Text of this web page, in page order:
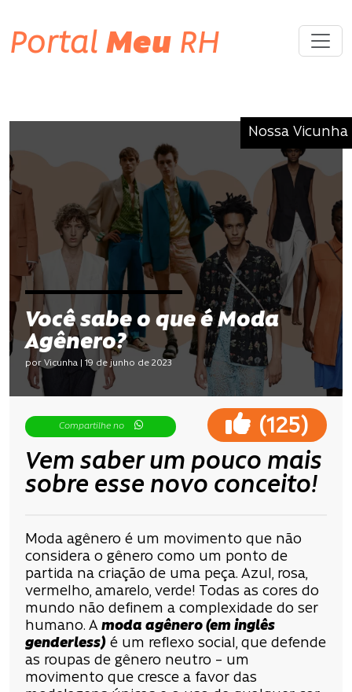
Portal Meu RH
Nossa Vicunha
Você sabe o que é Moda
Agênero?
por Vicunha | 19 de junho de 2023
Compartilhe no (125)
Vem saber um pouco mais
sobre esse novo conceito!
Moda agênero é um movimento que não
considera o gênero como um ponto de
partida na criação de uma peça. Azul, rosa,
vermelho, amarelo, verde! Todas as cores do
mundo não definem a complexidade do ser
humano. A moda agênero (em inglês
genderless) é um reflexo social, que defende
as roupas de gênero neutro – um
movimento que cresce a favor das